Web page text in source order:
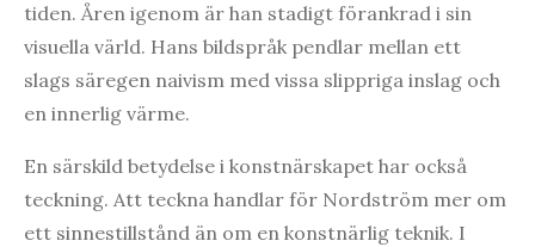
tiden. Åren igenom är han stadigt förankrad i sin
visuella värld. Hans bildspråk pendlar mellan ett
slags säregen naivism med vissa slippriga inslag och
en innerlig värme.
En särskild betydelse i konstnärskapet har också
teckning. Att teckna handlar för Nordström mer om
ett sinnestillstånd än om en konstnärlig teknik. I